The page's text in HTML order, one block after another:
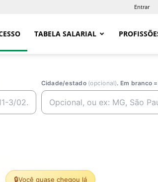
Entrar
TABELA SALARIAL
Cidade/estado (opcional). Em branco
🔒Você quase chegou lá